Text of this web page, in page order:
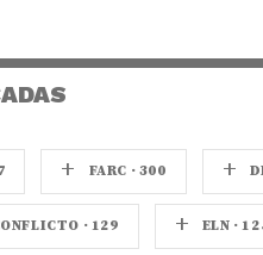
+ FARC · 300 +
· 129 + ELN ·